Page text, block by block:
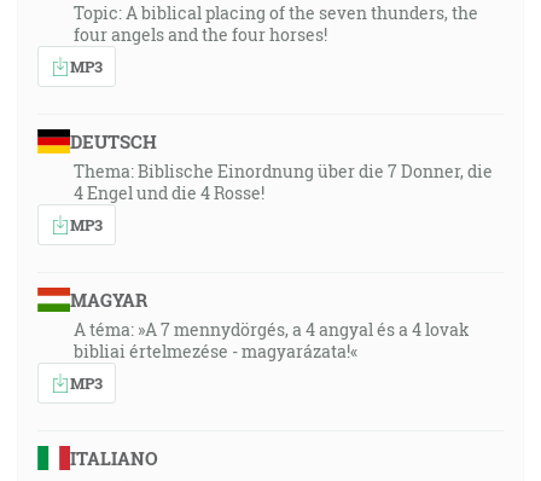
Topic: A biblical placing of the seven thunders, the
four angels and the four horses!
MP3
DEUTSCH
Thema: Biblische Einordnung über die 7 Donner, die
4 Engel und die 4 Rosse!
MP3
MAGYAR
A téma: »A 7 mennydörgés, a 4 angyal és a 4 lovak
bibliai értelmezése - magyarázata!«
MP3
ITALIANO